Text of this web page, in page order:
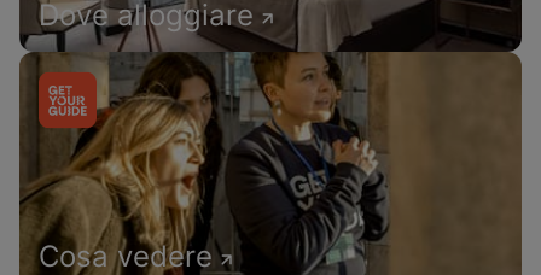
Dove alloggiare
Cosa vedere